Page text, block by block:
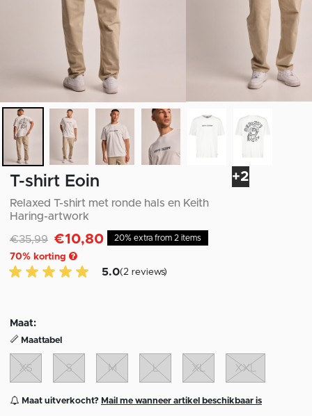
+2
T-shirt Eoin
Relaxed T-shirt met ronde hals en Keith
Haring-artwork
Afgeprijsd van
€35,99naar
€10,80
70% korting
20% extra from 2 items
5.0 van 5 Klantenbeoordeling
5.0(2 reviews)
Maat:
Maattabel
XS S M L XL XXL
Maat uitverkocht? Mail me wanneer artikel beschikbaar is